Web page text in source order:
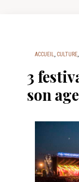
ACCUEIL, CULTURE,
3
son